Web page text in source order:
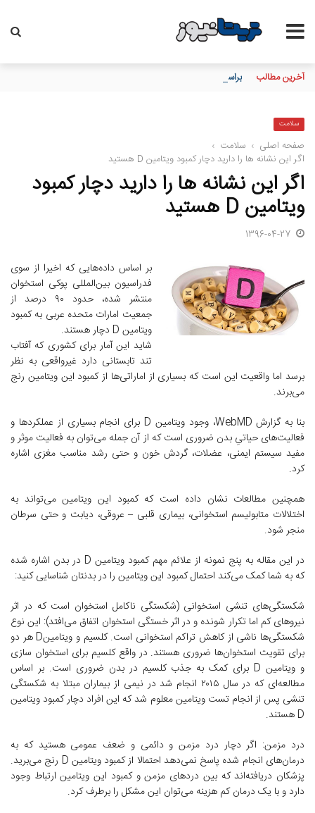
آخرین مطالب براساس گزارش بانك مركزی؛ بانك ملت در رتبه نخست پرداخت
سلامت
صفحه اصلی › سلامت ›
اگر این نشانه ها را دارید دچار کمبود ویتامین D هستید
اگر این نشانه ها را دارید دچار کمبود
ویتامین D هستید
1396-04-27
بر اساس داده‌هایی که اخیرا از سوی
فدراسیون بین‌المللی پوکی استخوان
منتشر شده، حدود ۹۰ درصد از
جمعیت امارات متحده عربی به کمبود
ویتامین D دچار هستند.
شاید این آمار برای کشوری که آفتاب
تند تابستانی دارد غیرواقعی به نظر
برسد اما واقعیت این است که بسیاری از اماراتی‌ها از کمبود این ویتامین رنج
می‌برند.
بنا به گزارش WebMD، وجود ویتامین D برای انجام بسیاری از عملکردها و
فعالیت‌های حیاتی‌ِ بدن ضروری است که از آن جمله می‌توان به فعالیت موثر و
مفید سیستم ایمنی، عضلات، گردش خون و حتی رشد مناسب مغزی اشاره
کرد.
همچنین مطالعات نشان داده است که کمبود این ویتامین می‌تواند به
اختلالات متابولیسم استخوانی، بیماری قلبی – عروقی، دیابت و حتی سرطان
منجر شود.
در این مقاله به پنج نمونه از علائم مهم کمبود ویتامین D در بدن اشاره شده
که به شما کمک می‌کند احتمال کمبود این ویتامین را در بدنتان شناسایی کنید:
شکستگی‌های تنشی استخوانی (شکستگی ناکامل استخوان است که در اثر
نیروهای کم اما تکرار شونده و در اثر خستگی استخوان اتفاق می‌افتد): این نوع
شکستگی‌ها ناشی از کاهش تراکم استخوانی است. کلسیم و ویتامین‌D هر دو
برای تقویت استخوان‌ها ضروری هستند. در واقع کلسیم برای استخوان سازی
و ویتامین D برای کمک به جذب کلسیم در بدن ضروری است. بر اساس
مطالعه‌ای که در سال ۲۰۱۵ انجام شد در نیمی از بیماران مبتلا به شکستگی
تنشی پس از انجام تست ویتامین معلوم شد که این افراد دچار کمبود ویتامین
D هستند.
درد مزمن: اگر دچار درد مزمن و دائمی و ضعف عمومی هستید که به
درمان‌های انجام شده پاسخ نمی‌دهد احتمالا از کمبود ویتامین D رنج می‌برید.
پزشکان دریافته‌اند که بین دردهای مزمن و کمبود این ویتامین‌ ارتباط وجود
دارد و با یک درمان کم هزینه می‌توان این مشکل را برطرف کرد.